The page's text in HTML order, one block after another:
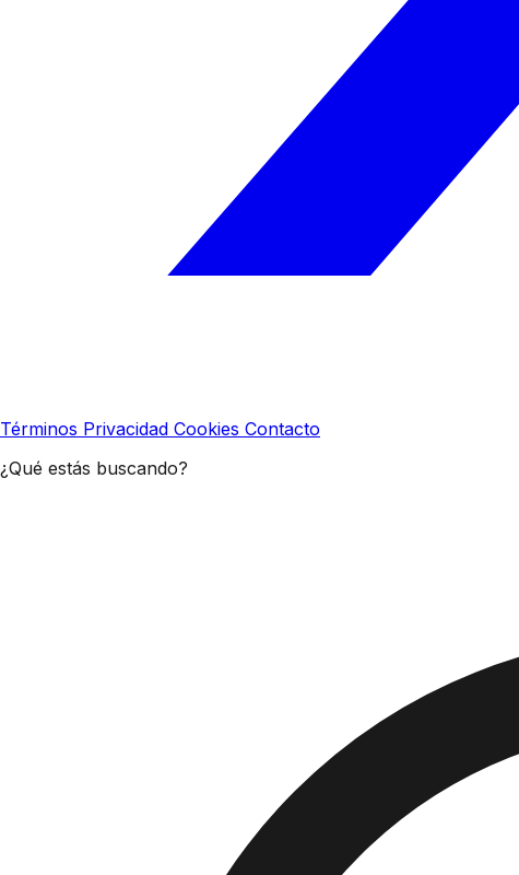
Términos Privacidad Cookies Contacto
¿Qué estás buscando?